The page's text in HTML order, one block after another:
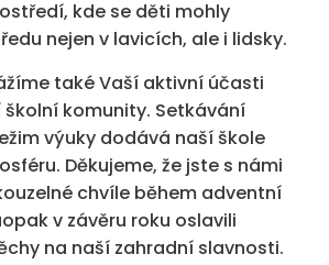
kde se děti mohly
nejen v lavicích, ale i lidsky.
také Vaší aktivní účasti
komunity. Setkávání
výuky dodává naší škole
Děkujeme, že jste s námi
chvíle během adventní
v závěru roku oslavili
na naší zahradní slavnosti.